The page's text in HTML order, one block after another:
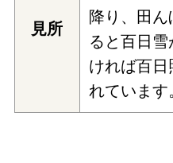
見所
降り、田
ると百日
ければ百日
れています